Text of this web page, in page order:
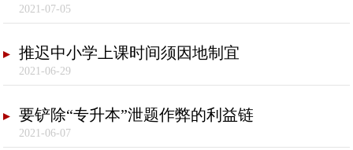
2021-07-05
推迟中小学上课时间须因地制宜
2021-06-29
要铲除“专升本”泄题作弊的利益链
2021-06-07